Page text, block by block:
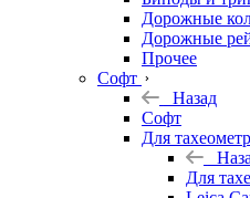
Дорожные
Дорожные
Прочее
Софт
Назад
Софт
Для
Для